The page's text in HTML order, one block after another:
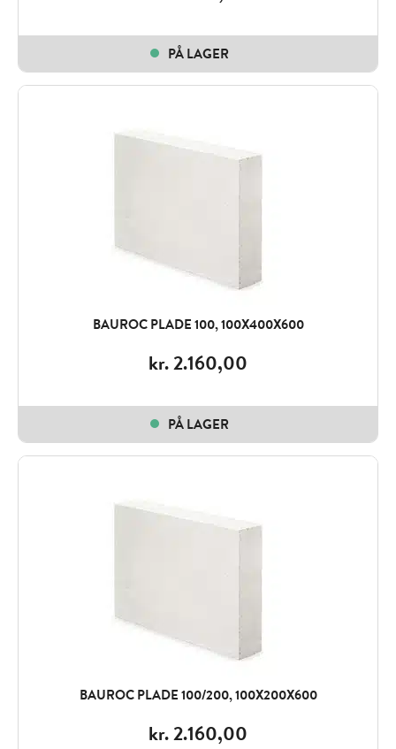
PÅ LAGER
BAUROC PLADE 100, 100X400X600
kr.2.160,00
PÅ LAGER
BAUROC PLADE 100/200, 100X200X600
kr.2.160,00